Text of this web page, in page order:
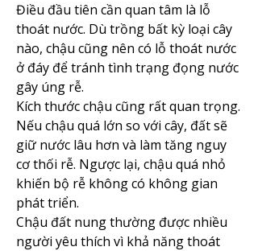
Điều đầu tiên cần quan tâm là lỗ
thoát nước. Dù trồng bất kỳ loại cây
nào, chậu cũng nên có lỗ thoát nước
ở đáy để tránh tình trạng đọng nước
gây úng rễ.
Kích thước chậu cũng rất quan trọng.
Nếu chậu quá lớn so với cây, đất sẽ
giữ nước lâu hơn và làm tăng nguy
cơ thối rễ. Ngược lại, chậu quá nhỏ
khiến bộ rễ không có không gian
phát triển.
Chậu đất nung thường được nhiều
người yêu thích vì khả năng thoát